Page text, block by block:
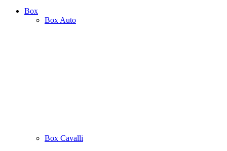
Box
Box Auto
Box Cavalli